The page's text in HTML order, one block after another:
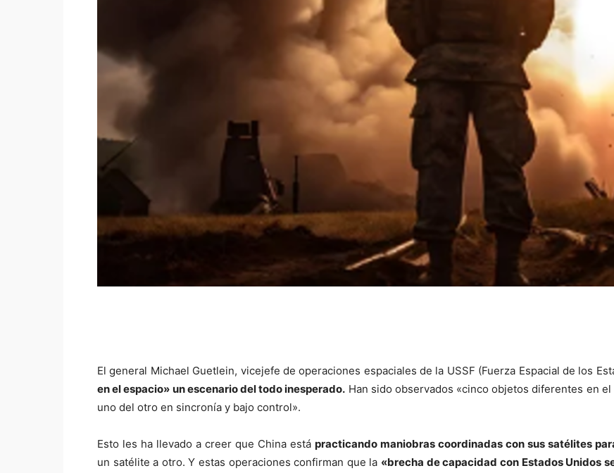
El general Michael Guetlein, vicejefe de operaciones espaciales de la USSF (Fuerza Espacial de los
en el espacio» un escenario del todo inesperado. Han sido observados «cinco objetos diferentes en
uno del otro en sincronía y bajo control».
Esto les ha llevado a creer que China está practicando maniobras coordinadas con sus satélites
un satélite a otro. Y estas operaciones confirman que la «brecha de capacidad con Estados Unidos